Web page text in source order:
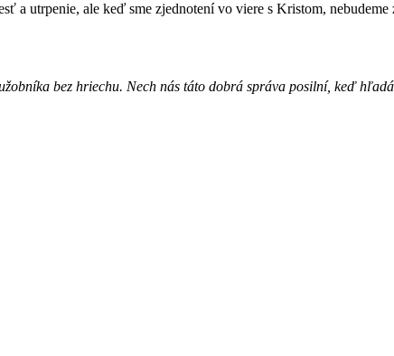
a utrpenie, ale keď sme zjednotení vo viere s Kristom,
bez hriechu. Nech nás táto dobrá správa posilní, keď